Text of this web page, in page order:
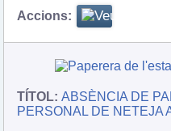
ABSÈNCIA DE
PERSONAL DE NETEJA